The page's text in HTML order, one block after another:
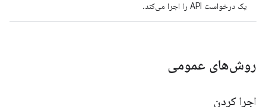
یک درخواست API را اجرا می‌کند.
روش‌های عمومی
اجرا کردن